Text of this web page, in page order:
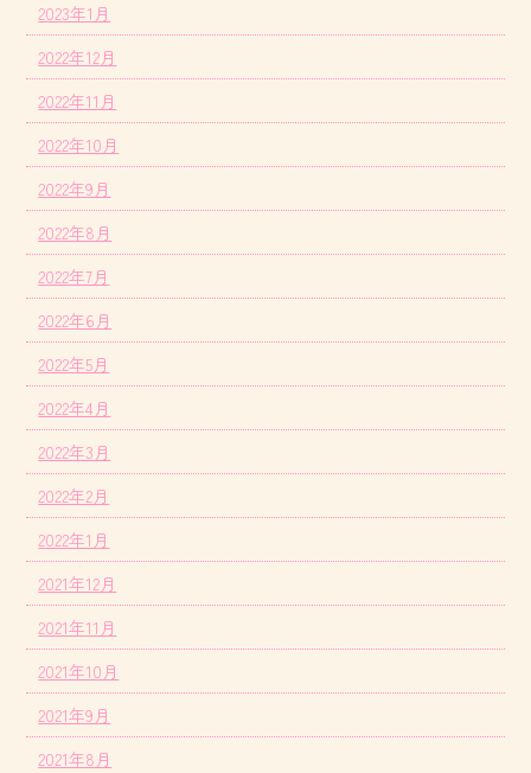
2023年1月
2022年12月
2022年11月
2022年10月
2022年9月
2022年8月
2022年7月
2022年6月
2022年5月
2022年4月
2022年3月
2022年2月
2022年1月
2021年12月
2021年11月
2021年10月
2021年9月
2021年8月